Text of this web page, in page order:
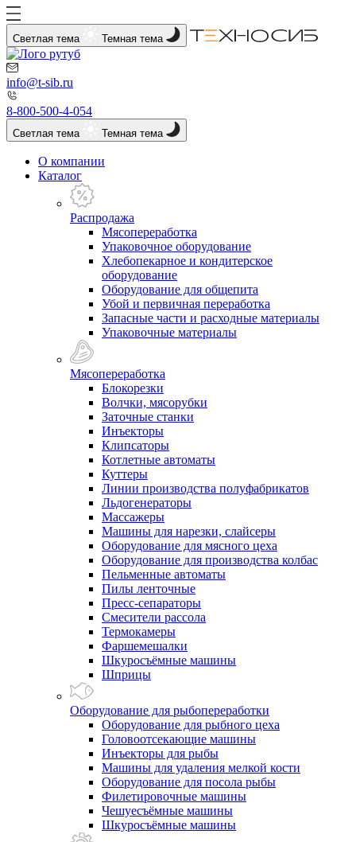
Светлая тема Темная тема
info@t-sib.ru
8-800-500-4-054
Светлая тема Темная тема
О компании
Каталог
Распродажа
Мясопереработка
Упаковочное оборудование
Хлебопекарное и кондитерское
оборудование
Оборудование для общепита
Убой и первичная переработка
Запасные части и расходные материалы
Упаковочные материалы
Мясопереработка
Блокорезки
Волчки, мясорубки
Заточные станки
Инъекторы
Клипсаторы
Котлетные автоматы
Куттеры
Линии производства полуфабрикатов
Льдогенераторы
Массажеры
Машины для нарезки, слайсеры
Оборудование для мясного цеха
Оборудование для производства колбас
Пельменные автоматы
Пилы ленточные
Пресс-сепараторы
Смесители рассола
Термокамеры
Фаршемешалки
Шкуросъёмные машины
Шприцы
Оборудование для рыбопереработки
Оборудование для рыбного цеха
Головоотсекающие машины
Инъекторы для рыбы
Машины для удаления мелкой кости
Оборудование для посола рыбы
Филетировочные машины
Чешуесъёмные машины
Шкуросъёмные машины